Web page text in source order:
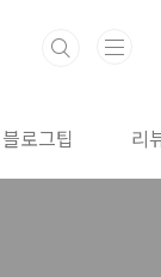
블로그팁 리